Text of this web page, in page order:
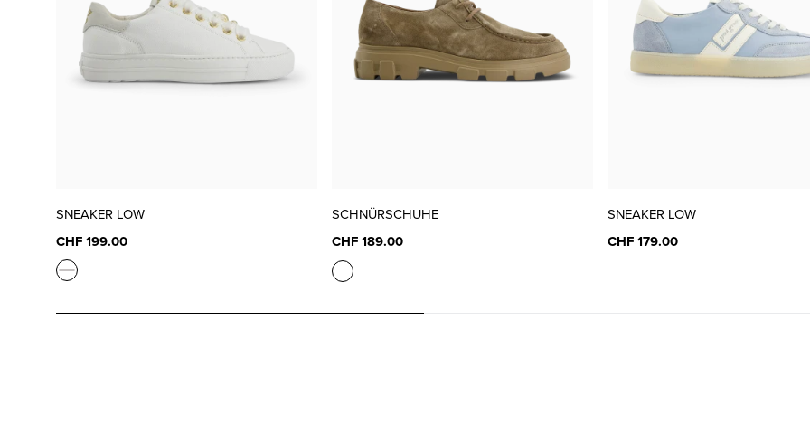
SNEAKER LOW
CHF 199.00
SCHNÜRSCHUHE
CHF 189.00
SNEAKER LOW
CHF 179.00